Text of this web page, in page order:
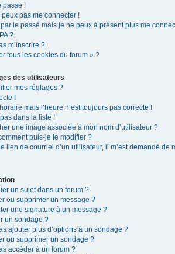
passe !
pas me connecter !
le passé mais je ne peux à présent plus me
?
m’inscrire ?
tous les cookies du forum » ?
des utilisateurs
mes réglages ?
!
mais l’heure n’est toujours pas correcte !
dans la liste !
une image associée à mon nom d’utilisateur ?
puis-je le modifier ?
lien de courriel d’un utilisateur, il m’est demandé de
un sujet dans un forum ?
ou supprimer un message ?
une signature à un message ?
un sondage ?
ajouter plus d’options à un sondage ?
ou supprimer un sondage ?
accéder à un forum ?